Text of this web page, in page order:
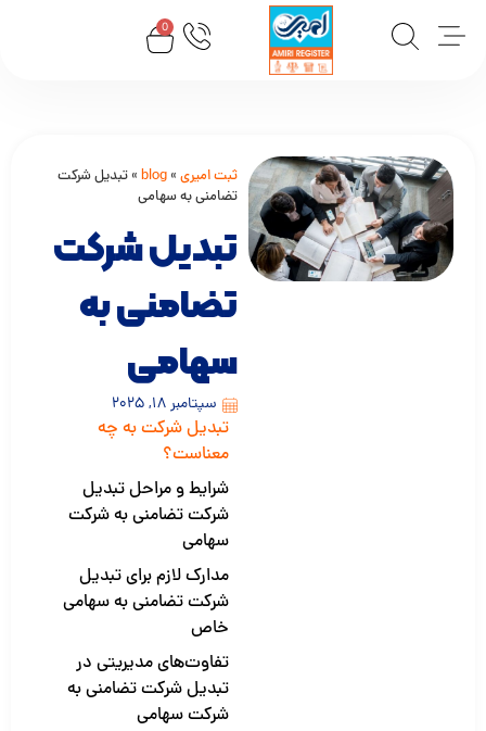
0
ثبت امیری»
blog
» تبدیل شرکت
تضامنی به سهامی
تبدیل شرکت
تضامنی به
سهامی
سپتامبر 18, 2025
تبدیل شرکت به چه
معناست؟
شرایط و مراحل تبدیل
شرکت تضامنی به شرکت
سهامی
مدارک لازم برای تبدیل
شرکت تضامنی به سهامی
خاص
تفاوت‌های مدیریتی در
تبدیل شرکت تضامنی به
شرکت سهامی